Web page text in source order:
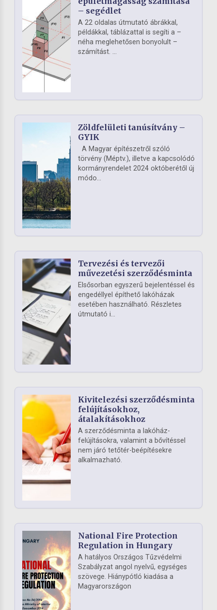
– segédlet
A 22 oldalas útmutató ábrákkal,
példákkal, táblázattal is segíti a –
néha meglehetősen bonyolult –
számítást. ...
Zöldfelületi tanúsítvány –
GYIK
A Magyar építészetről szóló
törvény (Méptv.), illetve a kapcsolódó
kormányrendelet 2024 októberétől új
módo...
Tervezési és tervezői
művezetési szerződésminta
Elsősorban egyszerű bejelentéssel és
engedéllyel építhető lakóházak
esetében használható. Részletes
útmutató i...
Kivitelezési szerződésminta
felújításokhoz,
átalakításokhoz
A szerződésminta a lakóház-
felújításokra, valamint a bővítéssel
nem járó tetőtér-beépítésekre
alkalmazható.
National Fire Protection
Regulation in Hungary
A hatályos Országos Tűzvédelmi
Szabályzat angol nyelvű, egységes
szövege. Hiánypótló kiadása a
Magyarországon